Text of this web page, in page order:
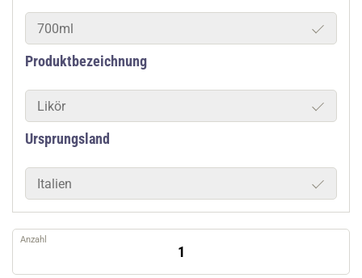
700ml
Produktbezeichnung
Likör
Ursprungsland
Italien
Anzahl